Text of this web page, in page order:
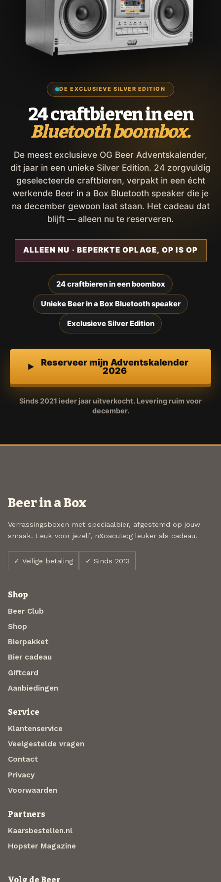
DE EXCLUSIEVE SILVER EDITION
24 craftbieren in een
Bluetooth boombox.
De meest exclusieve OG Beer Adventskalender,
dit jaar in een unieke Silver Edition. 24 zorgvuldig
geselecteerde craftbieren, verpakt in een écht
werkende Beer in a Box Bluetooth speaker die je
na december gewoon laat staan. Het cadeau dat
blijft — alleen nu te reserveren.
ALLEEN NU · BEPERKTE OPLAGE, OP IS OP
24 craftbieren in een boombox
Unieke Beer in a Box Bluetooth speaker
Exclusieve Silver Edition
Reserveer mijn Adventskalender
2026
Sinds 2021 ieder jaar uitverkocht. Levering ruim voor
december.
Beer in a Box
Verrassingsboxen met speciaalbier, afgestemd op jouw
smaak. Leuk voor jezelf, n&oacute;g leuker als cadeau.
✓ Veilige betaling ✓ Sinds 2013
Shop
Beer Club
Shop
Bierpakket
Bier cadeau
Giftcard
Aanbiedingen
Service
Klantenservice
Veelgestelde vragen
Contact
Privacy
Voorwaarden
Partners
Kaarsbestellen.nl
Hopster Magazine
Volg de Beer